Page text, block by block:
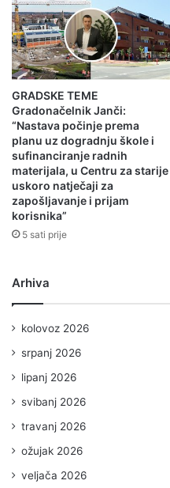
GRADSKE TEME
Gradonačelnik Janči:
“Nastava počinje prema
planu uz dogradnju škole i
sufinanciranje radnih
materijala, u Centru za starije
uskoro natječaji za
zapošljavanje i prijam
korisnika”
5 sati prije
Arhiva
kolovoz 2026
srpanj 2026
lipanj 2026
svibanj 2026
travanj 2026
ožujak 2026
veljača 2026